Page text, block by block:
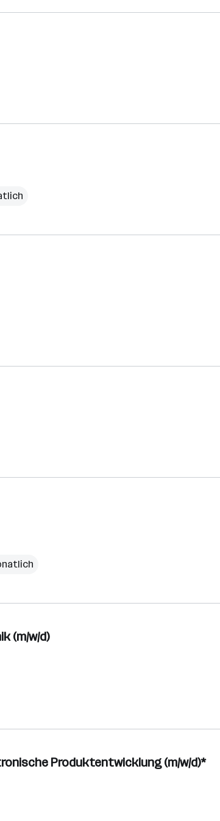
(m/w/d)
Produktentwicklung (m/w/d)*